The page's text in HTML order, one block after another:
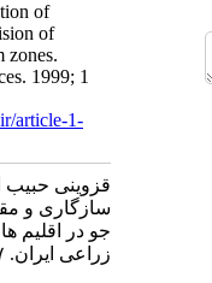
of
of
zones.
1999; 1
article-1-
قزوینی حبیب
سازگاری و
جو در اقلیم
زراعی ایران. ۱۳۷۷; ۱ (۴)